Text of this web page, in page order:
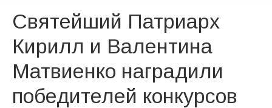
Святейший Патриарх
Кирилл и Валентина
Матвиенко наградили
победителей конкурсов